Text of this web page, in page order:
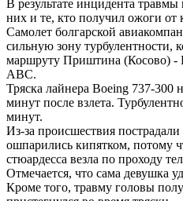
В результате инцидента
них и те, кто получил ожоги от
Самолет болгарской
сильную зону турбулентности,
маршруту Приштина (Косово) -
ABC.
Тряска лайнера Boeing 737-300
минут после взлета.
минут.
Из-за происшествия
ошпарились кипятком, потому
стюардесса везла по проходу
Отмечается, что сама девушка
Кроме того, травму головы